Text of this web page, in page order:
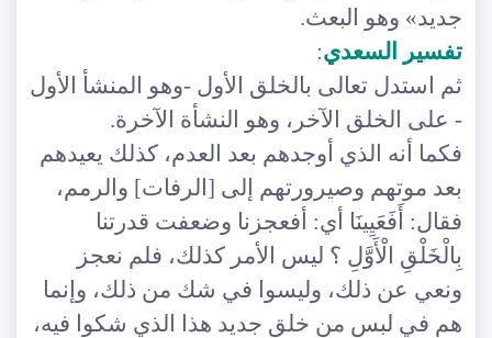
جديد» وهو البعث.
تفسير السعدي:
ثم استدل تعالى بالخلق الأول -وهو المنشأ الأول
- على الخلق الآخر، وهو النشأة الآخرة.
فكما أنه الذي أوجدهم بعد العدم، كذلك يعيدهم
بعد موتهم وصيرورتهم إلى [الرفات] والرمم،
فقال: أَفَعَيِينَا أي: أفعجزنا وضعفت قدرتنا
بِالْخَلْقِ الْأَوَّلِ ؟ ليس الأمر كذلك، فلم نعجز
ونعي عن ذلك، وليسوا في شك من ذلك، وإنما
هم في لبس من خلق جديد هذا الذي شكوا فيه،